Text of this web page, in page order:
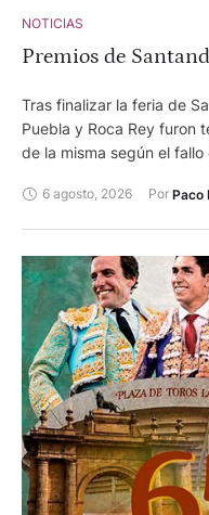
NOTICIAS
Premios de
Tras finalizar la feria de
Puebla y Roca Rey furon
de la misma según el
6 agosto, 2026 Por Paco